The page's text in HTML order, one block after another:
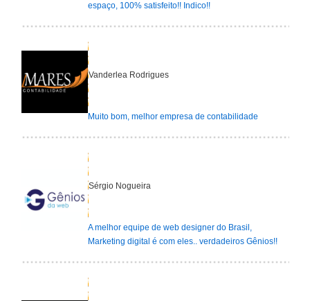
espaço, 100% satisfeito!! Indico!!
Vanderlea Rodrigues
Muito bom, melhor empresa de contabilidade
Sérgio Nogueira
A melhor equipe de web designer do Brasil,
Marketing digital é com eles.. verdadeiros Gênios!!